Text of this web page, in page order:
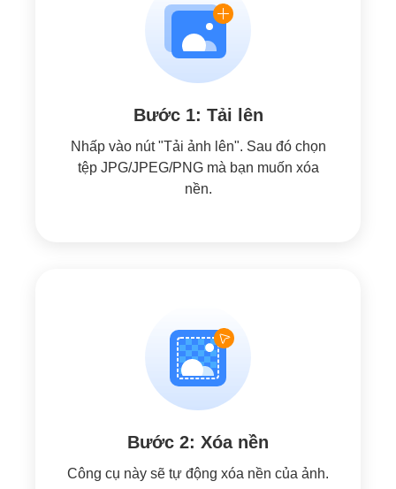
Bước 1: Tải lên
Nhấp vào nút "Tải ảnh lên". Sau đó chọn
tệp JPG/JPEG/PNG mà bạn muốn xóa
nền.
Bước 2: Xóa nền
Công cụ này sẽ tự động xóa nền của ảnh.